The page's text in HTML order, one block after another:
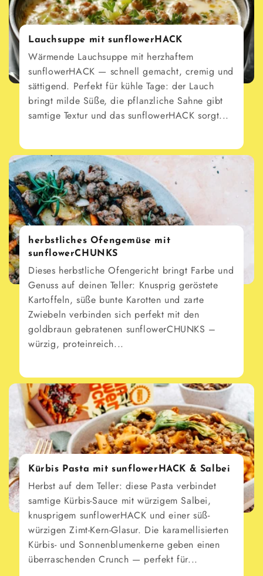
Lauchsuppe mit sunflowerHACK
Wärmende Lauchsuppe mit herzhaftem
sunflowerHACK — schnell gemacht, cremig und
sättigend. Perfekt für kühle Tage: der Lauch
bringt milde Süße, die pflanzliche Sahne gibt
samtige Textur und das sunflowerHACK sorgt...
herbstliches Ofengemüse mit
sunflowerCHUNKS
Dieses herbstliche Ofengericht bringt Farbe und
Genuss auf deinen Teller: Knusprig geröstete
Kartoffeln, süße bunte Karotten und zarte
Zwiebeln verbinden sich perfekt mit den
goldbraun gebratenen sunflowerCHUNKS –
würzig, proteinreich...
Kürbis Pasta mit sunflowerHACK & Salbei
Herbst auf dem Teller: diese Pasta verbindet
samtige Kürbis-Sauce mit würzigem Salbei,
knusprigem sunflowerHACK und einer süß-
würzigen Zimt-Kern-Glasur. Die karamellisierten
Kürbis- und Sonnenblumenkerne geben einen
überraschenden Crunch — perfekt für...